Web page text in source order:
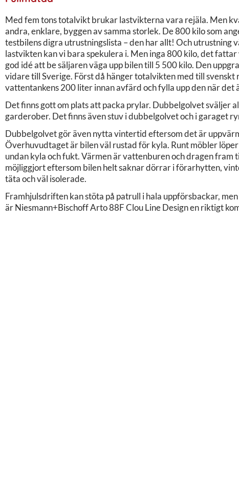
Med fem tons totalvikt brukar lastvikterna vara rejäla. Men
andra, enklare, byggen av samma storlek. De 800 kilo som
testbilens digra utrustningslista – den har allt! Och utrustning
lastvikten kan vi bara spekulera i. Men inga 800 kilo, det
god idé att be säljaren väga upp bilen till 5 500 kilo. Den
vidare till Sverige. Först då hänger totalvikten med till
vattentankens 200 liter innan avfärd och fylla upp den när det
Det finns gott om plats att packa prylar. Dubbelgolvet sväljer
garderober. Det finns även stuv i dubbelgolvet och i garaget
Dubbelgolvet gör även nytta vintertid eftersom det är
Överhuvudtaget är bilen väl rustad för kyla. Runt möbler
undan kyla och fukt. Värmen är vattenburen och dragen
möjliggjort eftersom bilen helt saknar dörrar i förarhytten,
täta och väl isolerade.
Framhjulsdriften kan stöta på patrull i hala uppförsbackar,
är Niesmann+Bischoff Arto 88F Clou Line Design en riktigt